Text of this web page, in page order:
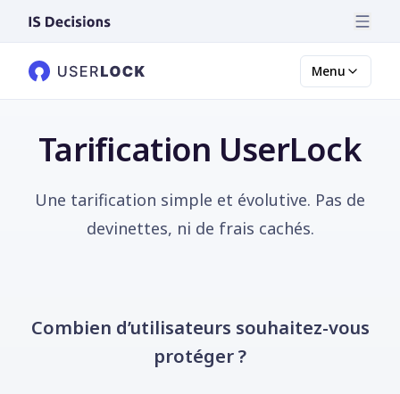
Menu
Tarification UserLock
Une tarification simple et évolutive. Pas de
devinettes, ni de frais cachés.
Combien d’utilisateurs souhaitez-vous
protéger ?